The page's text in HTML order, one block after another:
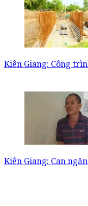
Kiên Giang: Công
Kiên Giang: Can